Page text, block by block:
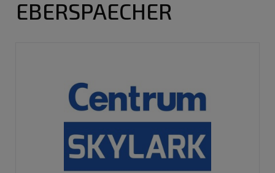
EBERSPAECHER